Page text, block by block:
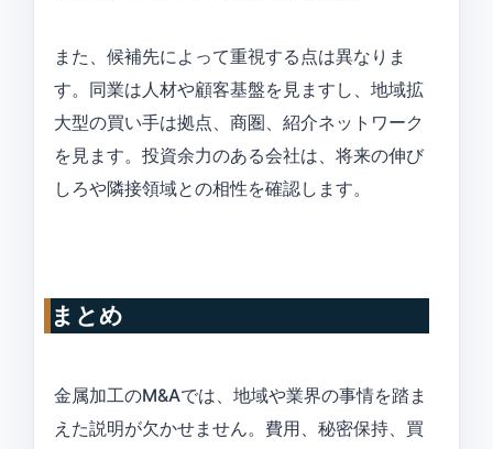
また、候補先によって重視する点は異なりま
す。同業は人材や顧客基盤を見ますし、地域拡
大型の買い手は拠点、商圏、紹介ネットワーク
を見ます。投資余力のある会社は、将来の伸び
しろや隣接領域との相性を確認します。
まとめ
金属加工のM&Aでは、地域や業界の事情を踏ま
えた説明が欠かせません。費用、秘密保持、買